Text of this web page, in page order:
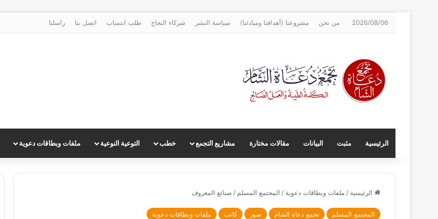
2026/08/06 من نحن مشروعنا (أهدافنا ومبادئنا) سياسة النشر شركاء النجاح طلب انتساب اتصل بنا راسلنا
الرئيسية مثبت البيانات مقالات مختارة مشاريع التجمع خطب التوعية النوعية ملفات وبطاقات دعوية
الرئيسية / ملفات وبطاقات دعوية / المجتمع المسلم / صنائع المعروف
المجتمع المسلم تجمع دعاة الشام صور كاتب ملفات وبطاقات دعوية